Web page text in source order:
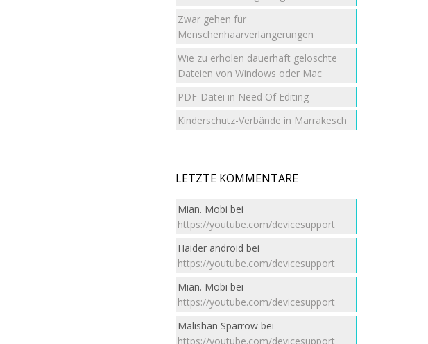
Zwar gehen für
Menschenhaarverlängerungen
Wie zu erholen dauerhaft gelöschte
Dateien von Windows oder Mac
PDF-Datei in Need Of Editing
Kinderschutz-Verbände in Marrakesch
LETZTE KOMMENTARE
Mian. Mobi bei
https://youtube.com/devicesupport
Haider android bei
https://youtube.com/devicesupport
Mian. Mobi bei
https://youtube.com/devicesupport
Malishan Sparrow bei
https://youtube.com/devicesupport